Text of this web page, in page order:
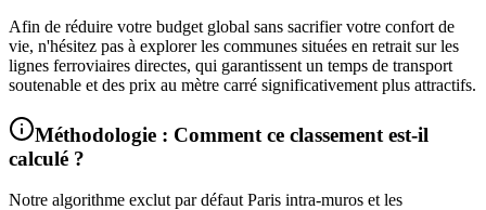
Afin de réduire votre budget global sans sacrifier votre confort de
vie, n'hésitez pas à explorer les communes situées en retrait sur les
lignes ferroviaires directes, qui garantissent un temps de transport
soutenable et des prix au mètre carré significativement plus attractifs.
Méthodologie : Comment ce classement est-il
calculé ?
Notre algorithme exclut par défaut Paris intra-muros et les